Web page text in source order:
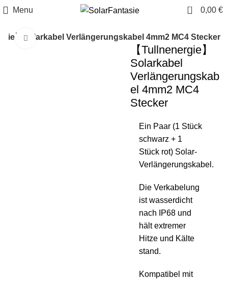
Menu 0 0,00 €
】Solarkabel Verlängerungskabel 4mm2 MC4 Stecker
Click to enlarge
【Tullnenergie】
Solarkabel
Verlängerungskab
el 4mm2 MC4
Stecker
Ein Paar (1 Stück
schwarz + 1
Stück rot) Solar-
Verlängerungskabel.
Die Verkabelung
ist wasserdicht
nach IP68 und
hält extremer
Hitze und Kälte
stand.
Kompatibel mit